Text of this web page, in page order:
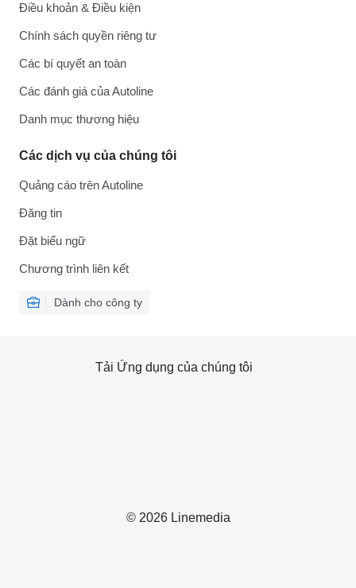
Điều khoản & Điều kiện
Chính sách quyền riêng tư
Các bí quyết an toàn
Các đánh giá của Autoline
Danh mục thương hiệu
Các dịch vụ của chúng tôi
Quảng cáo trên Autoline
Đăng tin
Đặt biểu ngữ
Chương trình liên kết
Dành cho công ty
© 2026 Linemedia
Tải Ứng dụng của chúng tôi